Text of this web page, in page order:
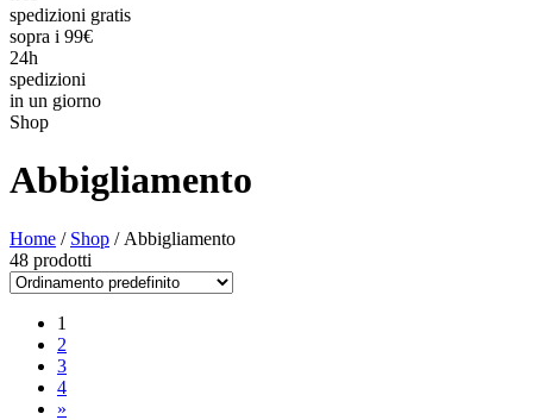
spedizioni gratis
sopra i 99€
24h
spedizioni
in un giorno
Shop
Abbigliamento
Home / Shop / Abbigliamento
48 prodotti
1
2
3
4
»